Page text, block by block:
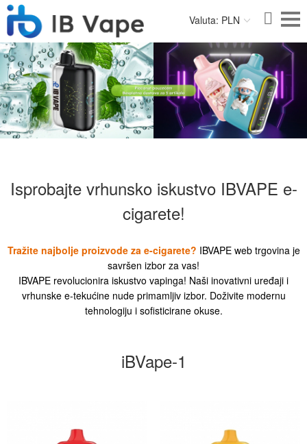
Valuta: PLN
Isprobajte vrhunsko iskustvo IBVAPE e-
cigarete!
Tražite najbolje proizvode za e-cigarete? IBVAPE web trgovina je
savršen izbor za vas!
IBVAPE revolucionira iskustvo vapinga! Naši inovativni uređaji i
vrhunske e-tekućine nude primamljiv izbor. Doživite modernu
tehnologiju i sofisticirane okuse.
iBVape-1